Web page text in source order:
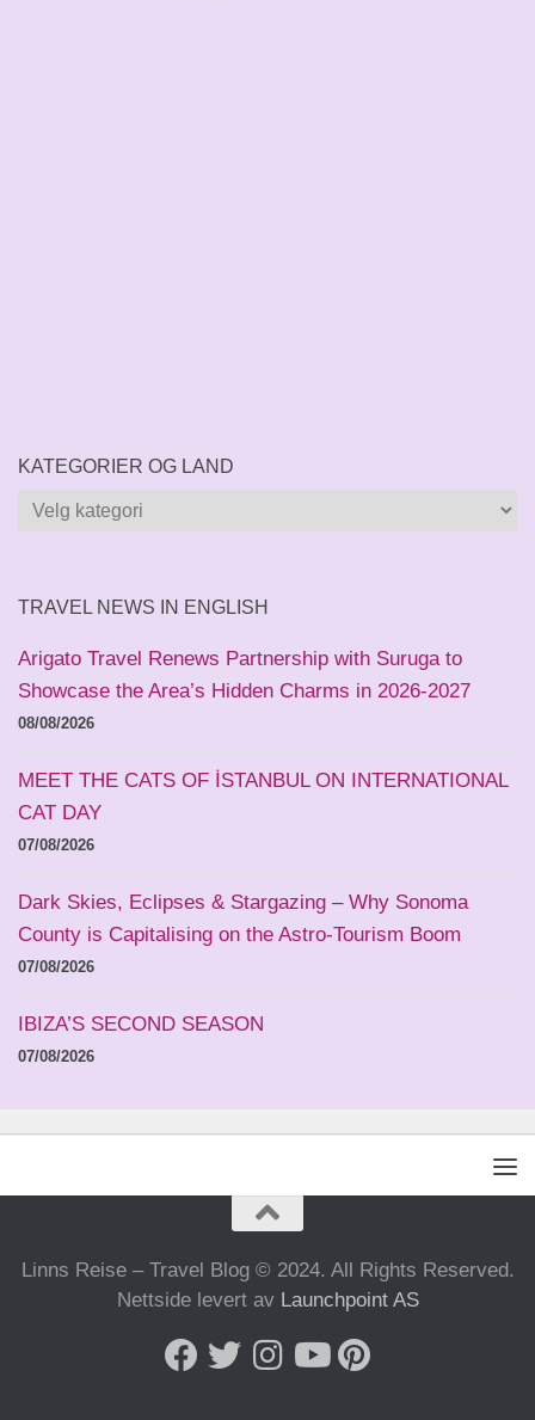
KATEGORIER OG LAND
Kategorier
TRAVEL NEWS IN ENGLISH
Arigato Travel Renews Partnership with Suruga to
Showcase the Area’s Hidden Charms in 2026-2027
08/08/2026
MEET THE CATS OF İSTANBUL ON INTERNATIONAL
CAT DAY
07/08/2026
Dark Skies, Eclipses & Stargazing – Why Sonoma
County is Capitalising on the Astro-Tourism Boom
07/08/2026
IBIZA’S SECOND SEASON
07/08/2026
Linns Reise – Travel Blog © 2024. All Rights Reserved.
Nettside levert av Launchpoint AS